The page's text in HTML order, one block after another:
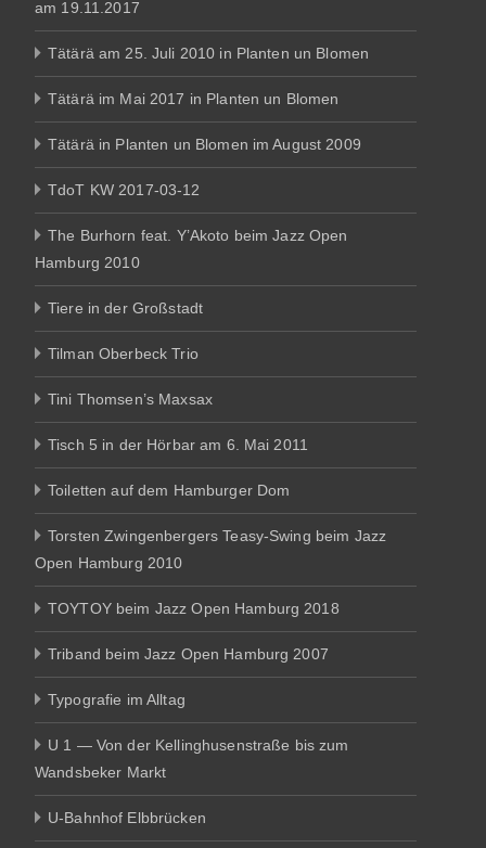
am 19.11.2017
Tätärä am 25. Juli 2010 in Planten un Blomen
Tätärä im Mai 2017 in Planten un Blomen
Tätärä in Planten un Blomen im August 2009
TdoT KW 2017-03-12
The Burhorn feat. Y’Akoto beim Jazz Open
Hamburg 2010
Tiere in der Großstadt
Tilman Oberbeck Trio
Tini Thomsen’s Maxsax
Tisch 5 in der Hörbar am 6. Mai 2011
Toiletten auf dem Hamburger Dom
Torsten Zwingenbergers Teasy-Swing beim Jazz
Open Hamburg 2010
TOYTOY beim Jazz Open Hamburg 2018
Triband beim Jazz Open Hamburg 2007
Typografie im Alltag
U 1 — Von der Kellinghusenstraße bis zum
Wandsbeker Markt
U-Bahnhof Elbbrücken